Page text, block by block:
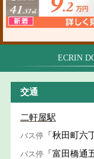
ECRIN
交通
二軒屋駅
バス停 「秋田町六
バス停 「富田橋通